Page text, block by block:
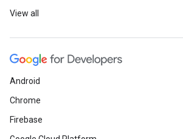
View all
Android
Chrome
Firebase